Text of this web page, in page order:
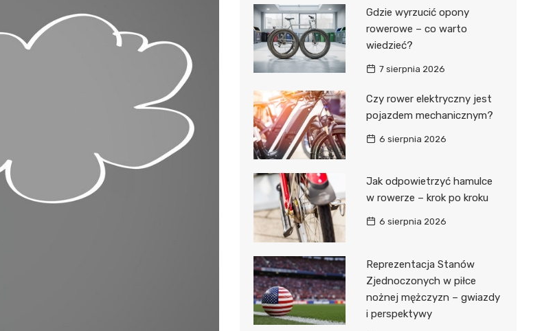
Gdzie wyrzucić opony
rowerowe – co warto
wiedzieć?
7 sierpnia 2026
Czy rower elektryczny jest
pojazdem mechanicznym?
6 sierpnia 2026
Jak odpowietrzyć hamulce
w rowerze – krok po kroku
6 sierpnia 2026
Reprezentacja Stanów
Zjednoczonych w piłce
nożnej mężczyzn – gwiazdy
i perspektywy